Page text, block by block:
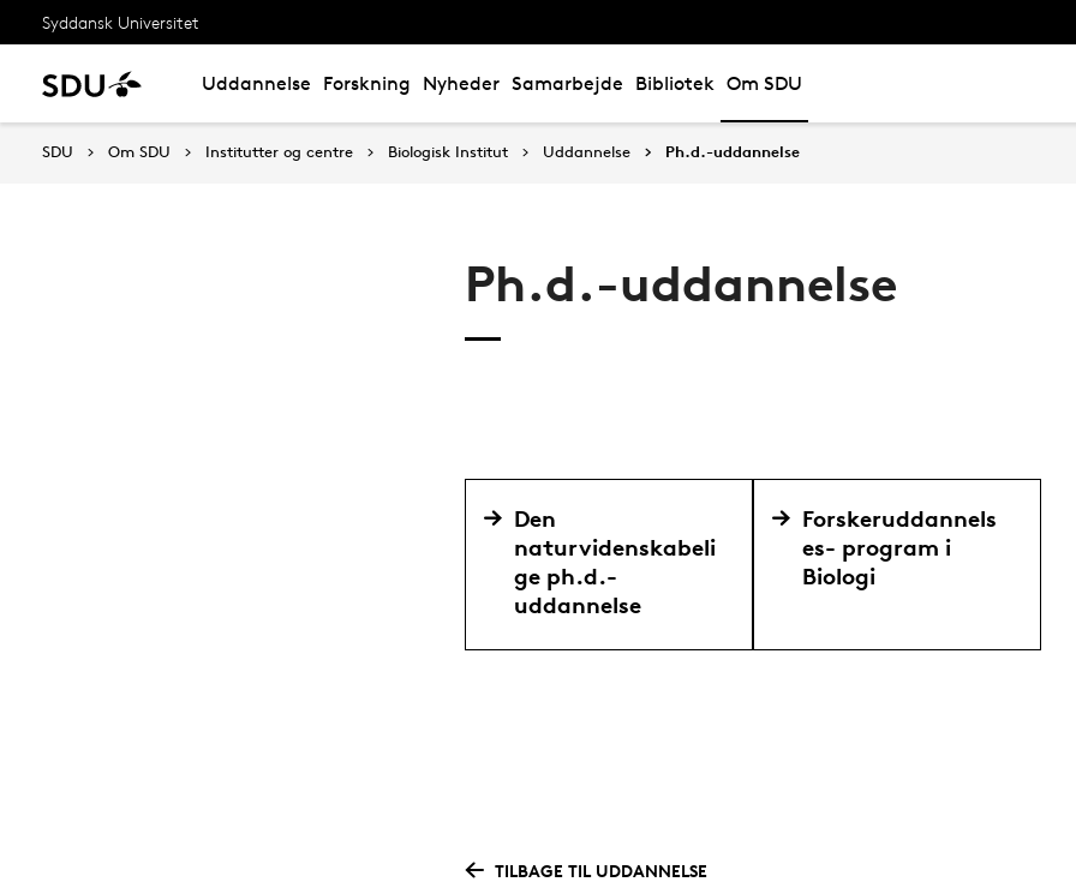
Syddansk Universitet
Uddannelse Forskning Nyheder Samarbejde Bibliotek Om SDU
SDU Om SDU Institutter og centre Biologisk Institut Uddannelse Ph.d.-uddannelse
Ph.d.-uddannelse
Den
naturvidenskabeli
ge ph.d.-
uddannelse
Forskeruddannels
es- program i
Biologi
TILBAGE TIL UDDANNELSE